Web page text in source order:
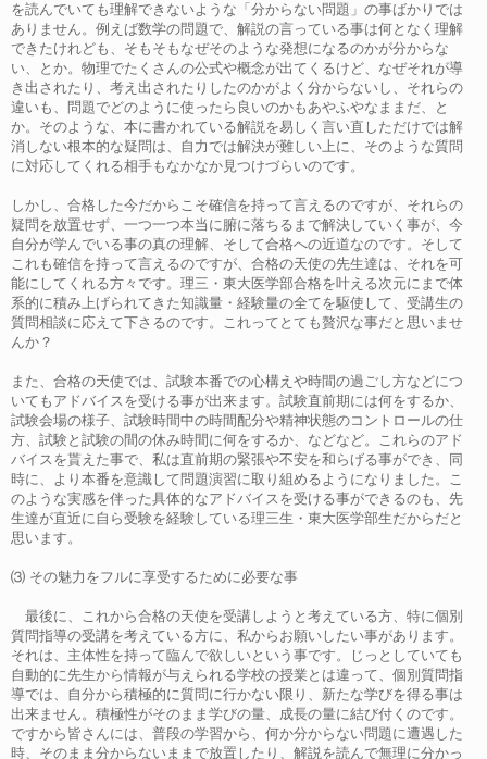
を読んでいても理解できないような「分からない問題」の事ばかりでは
ありません。例えば数学の問題で、解説の言っている事は何となく理解
できたけれども、そもそもなぜそのような発想になるのかが分からな
い、とか。物理でたくさんの公式や概念が出てくるけど、なぜそれが導
き出されたり、考え出されたりしたのかがよく分からないし、それらの
違いも、問題でどのように使ったら良いのかもあやふやなままだ、と
か。そのような、本に書かれている解説を易しく言い直しただけでは解
消しない根本的な疑問は、自力では解決が難しい上に、そのような質問
に対応してくれる相手もなかなか見つけづらいのです。
しかし、合格した今だからこそ確信を持って言えるのですが、それらの
疑問を放置せず、一つ一つ本当に腑に落ちるまで解決していく事が、今
自分が学んでいる事の真の理解、そして合格への近道なのです。そして
これも確信を持って言えるのですが、合格の天使の先生達は、それを可
能にしてくれる方々です。理三・東大医学部合格を叶える次元にまで体
系的に積み上げられてきた知識量・経験量の全てを駆使して、受講生の
質問相談に応えて下さるのです。これってとても贅沢な事だと思いませ
んか？
また、合格の天使では、試験本番での心構えや時間の過ごし方などにつ
いてもアドバイスを受ける事が出来ます。試験直前期には何をするか、
試験会場の様子、試験時間中の時間配分や精神状態のコントロールの仕
方、試験と試験の間の休み時間に何をするか、などなど。これらのアド
バイスを貰えた事で、私は直前期の緊張や不安を和らげる事ができ、同
時に、より本番を意識して問題演習に取り組めるようになりました。こ
のような実感を伴った具体的なアドバイスを受ける事ができるのも、先
生達が直近に自ら受験を経験している理三生・東大医学部生だからだと
思います。
⑶ その魅力をフルに享受するために必要な事
最後に、これから合格の天使を受講しようと考えている方、特に個別
質問指導の受講を考えている方に、私からお願いしたい事があります。
それは、主体性を持って臨んで欲しいという事です。じっとしていても
自動的に先生から情報が与えられる学校の授業とは違って、個別質問指
導では、自分から積極的に質問に行かない限り、新たな学びを得る事は
出来ません。積極性がそのまま学びの量、成長の量に結び付くのです。
ですから皆さんには、普段の学習から、何か分からない問題に遭遇した
時、そのまま分からないままで放置したり、解説を読んで無理に分かっ